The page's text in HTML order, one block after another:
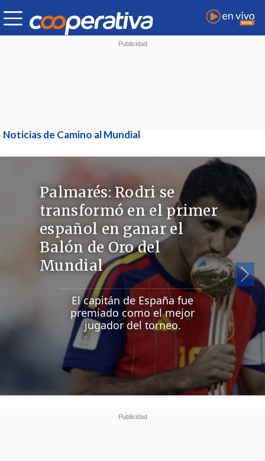
Noticias de Camino al Mundial
Palmarés: Rodri se
transformó en el primer
español en ganar el
Balón de Oro del
Mundial
El capitán de España fue
premiado como el mejor
jugador del torneo.